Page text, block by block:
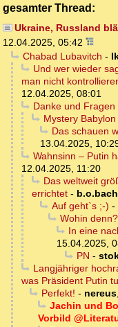
gesamter Thread:
Ukraine, Russland
12.04.2025, 05:42
Chabad Lubavitch -
Und wer wieder
man nicht
12.04.2025, 08:01
Danke und Fragen
Mystery Babylon
Das schauen
13.04.2025,
Wahnsinn – Putin
12.04.2025, 11:20
Das weltweit
errichtet -
Auf geht`s ;-) -
Wohin denn?
In eine
15.04.2025,
PN -
Langjähriger
was Präsident Putin
Perfekt! - nereus,
Jachin und
Vorbild